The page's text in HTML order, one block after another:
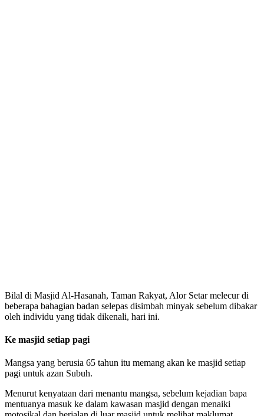
Bilal di Masjid Al-Hasanah, Taman Rakyat, Alor Setar melecur di
beberapa bahagian badan selepas disimbah minyak sebelum dibakar
oleh individu yang tidak dikenali, hari ini.
Ke masjid setiap pagi
Mangsa yang berusia 65 tahun itu memang akan ke masjid setiap
pagi untuk azan Subuh.
Menurut kenyataan dari menantu mangsa, sebelum kejadian bapa
mentuanya masuk ke dalam kawasan masjid dengan menaiki